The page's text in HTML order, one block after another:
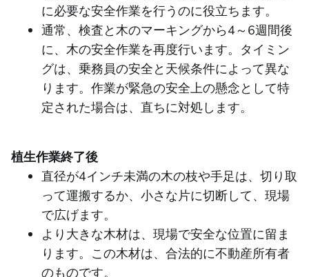
に必要な安全作業を行うのに役立ちます。
通常、検査と木のマーキングから4～6週間後
に、木の安全作業を再度行います。タイミン
グは、乗務員の安全と天候条件によって異な
ります。作業が緊急の安全上の懸念として特
定された場合は、直ちに対処します。
植生作業終了後
直径が4インチ未満の木の枝や手足は、切り取
って運搬するか、小さな片に切断して、現場
で広げます。
より大きな木材は、現場で安全な位置に留ま
ります。この木材は、合法的に不動産所有者
のものです。